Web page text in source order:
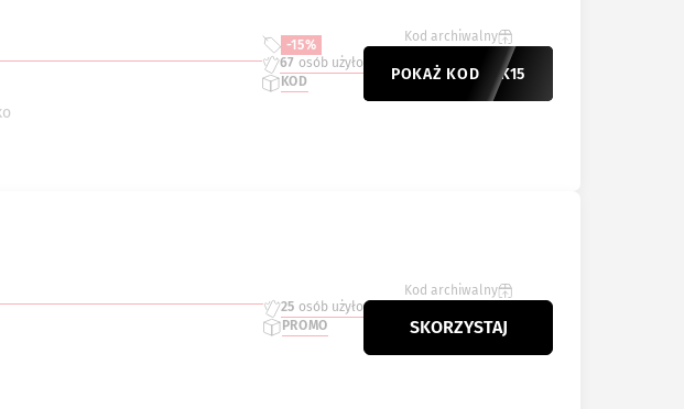
-15%
67 osób użyło
KOD
Kod archiwalny
POKAŻ KODKWEEK15
25 osób użyło
PROMO
Kod archiwalny
SKORZYSTAJ